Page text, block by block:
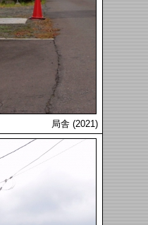
局舎 (2021)